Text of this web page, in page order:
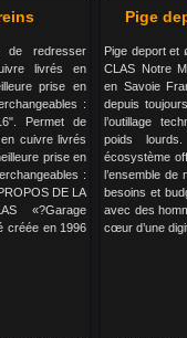
de redresser
livrés en
prise en
:
Permet de
cuivre livrés
prise en
:
DE LA
«?Garage
créée en 1996
Pige
Pige deport et
CLAS Notre
en Savoie
depuis
l’outillage
poids
écosystème
l’ensemble
besoins et
avec des
cœur d’une